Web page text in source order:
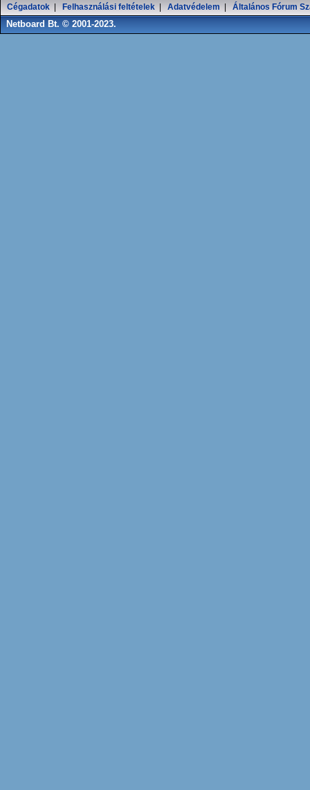
Cégadatok Felhasználási feltételek Adatvédelem Általános Fórum
Netboard Bt. © 2001-2023.